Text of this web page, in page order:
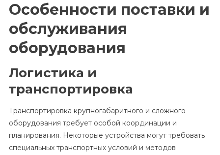
Особенности поставки и
обслуживания
оборудования
Логистика и
транспортировка
Транспортировка крупногабаритного и сложного
оборудования требует особой координации и
планирования. Некоторые устройства могут требовать
специальных транспортных условий и методов